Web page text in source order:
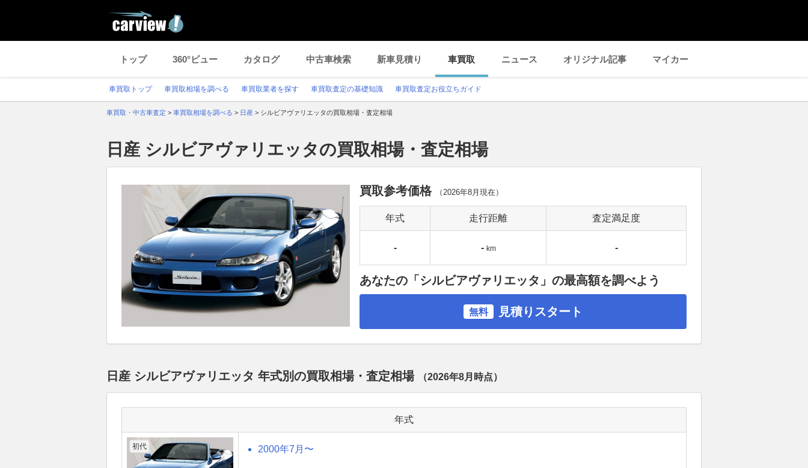
トップ 360°ビュー カタログ 中古車検索 新車見積り 車買取 ニュース オリジナル記事 マイカー
車買取トップ 車買取相場を調べる 車買取業者を探す 車買取査定の基礎知識 車買取査定お役立ちガイド
車買取・中古車査定 > 車買取相場を調べる > 日産 > シルビアヴァリエッタの買取相場・査定相場
日産 シルビアヴァリエッタの買取相場・査定相場
買取参考価格 （2026年8月 現在）
年式 走行距離 査定満足度
- - km -
あなたの「シルビアヴァリエッタ」の最高額を調べよう
無料 見積りスタート
日産 シルビアヴァリエッタ 年式別の買取相場・査定相場 （2026年8月 時点）
年式
初代 2000年7月〜